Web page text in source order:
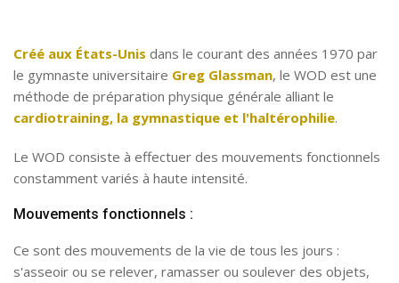
Créé aux États-Unis dans le courant des années 1970 par
le gymnaste universitaire Greg Glassman, le WOD est une
méthode de préparation physique générale alliant le
cardiotraining, la gymnastique et l'haltérophilie.
Le WOD consiste à effectuer des mouvements fonctionnels
constamment variés à haute intensité.
Mouvements fonctionnels :
Ce sont des mouvements de la vie de tous les jours :
s'asseoir ou se relever, ramasser ou soulever des objets,